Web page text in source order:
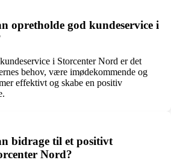
opretholde god kundeservice i
i Storcenter Nord er det
behov, være imødekommende og
effektivt og skabe en positiv
bidrage til et positivt
Nord?